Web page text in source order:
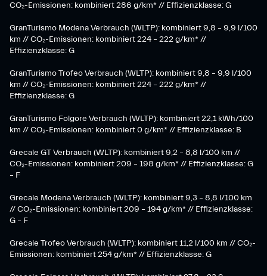
CO₂-Emissionen: kombiniert 286 g/km* // Effizienzklasse: G
GranTurismo Modena Verbrauch (WLTP): kombiniert 9,8 – 9,9 l/100
km // CO₂-Emissionen: kombiniert 224 – 222 g/km* //
Effizienzklasse: G
GranTurismo Trofeo Verbrauch (WLTP): kombiniert 9,8 – 9,9 l/100
km // CO₂-Emissionen: kombiniert 224 – 222 g/km* //
Effizienzklasse: G
GranTurismo Folgore Verbrauch (WLTP): kombiniert 22,1 kWh/100
km // CO₂-Emissionen: kombiniert 0 g/km* // Effizienzklasse: B
Grecale GT Verbrauch (WLTP): kombiniert 9,2 – 8,8 l/100 km //
CO₂-Emissionen: kombiniert 209 – 198 g/km* // Effizienzklasse: G
– F
Grecale Modena Verbrauch (WLTP): kombiniert 9,3 – 8,8 l/100 km
// CO₂-Emissionen: kombiniert 209 – 194 g/km* // Effizienzklasse:
G – F
Grecale Trofeo Verbrauch (WLTP): kombiniert 11,2 l/100 km // CO₂-
Emissionen: kombiniert 254 g/km* // Effizienzklasse: G